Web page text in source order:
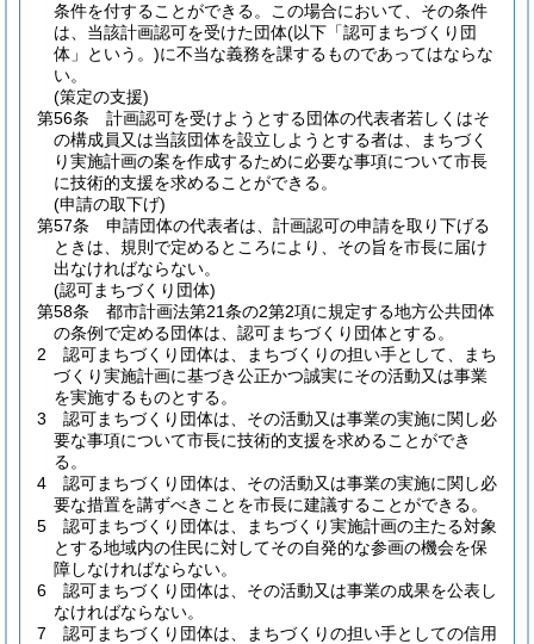
条件を付することができる。
この場合において、その条件
は、当該計画認可を受けた団体(以下「認可まちづくり団
体」という。)に不当な義務を課するものであってはならな
い。
(策定の支援)
第56条
計画認可を受けようとする団体の代表者若しくはそ
の構成員又は当該団体を設立しようとする者は、まちづく
り実施計画の案を作成するために必要な事項について市長
に技術的支援を求めることができる。
(申請の取下げ)
第57条
申請団体の代表者は、計画認可の申請を取り下げる
ときは、規則で定めるところにより、その旨を市長に届け
出なければならない。
(認可まちづくり団体)
第58条
都市計画法第21条の2第2項に規定する地方公共団体
の条例で定める団体は、認可まちづくり団体とする。
2
認可まちづくり団体は、まちづくりの担い手として、まち
づくり実施計画に基づき公正かつ誠実にその活動又は事業
を実施するものとする。
3
認可まちづくり団体は、その活動又は事業の実施に関し必
要な事項について市長に技術的支援を求めることができ
る。
4
認可まちづくり団体は、その活動又は事業の実施に関し必
要な措置を講ずべきことを市長に建議することができる。
5
認可まちづくり団体は、まちづくり実施計画の主たる対象
とする地域内の住民に対してその自発的な参画の機会を保
障しなければならない。
6
認可まちづくり団体は、その活動又は事業の成果を公表し
なければならない。
7
認可まちづくり団体は、まちづくりの担い手としての信用